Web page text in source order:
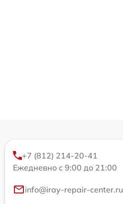
+7 (812) 214-20-41
Ежедневно с 9:00 до 21:00
info@iray-repair-center.ru